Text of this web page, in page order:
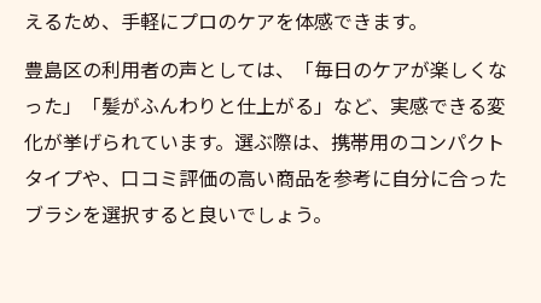
えるため、手軽にプロのケアを体感できます。
豊島区の利用者の声としては、「毎日のケアが楽しくな
った」「髪がふんわりと仕上がる」など、実感できる変
化が挙げられています。選ぶ際は、携帯用のコンパクト
タイプや、口コミ評価の高い商品を参考に自分に合った
ブラシを選択すると良いでしょう。